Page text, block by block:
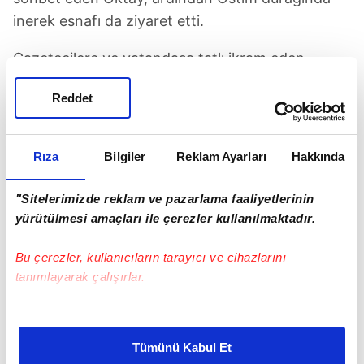
Rıza Bilgiler Reklam Ayarları Hakkında
"Sitelerimizde reklam ve pazarlama faaliyetlerinin
yürütülmesi amaçları ile çerezler kullanılmaktadır.
Bu çerezler, kullanıcıların tarayıcı ve cihazlarını
tanımlayarak çalışırlar.
Bu çerezlere izin vermeniz halinde sizlere özel
daha iyi reklam deneyimi yaşatabiliriz. Bunu yaparken
Tümünü Kabul Et
Reddet
inerek esnafı da ziyaret etti.
Gazetecilere ve vatandaşa tatlı ikram eden
Oktay, yolda yatan
sevdi. Ostim esnafının yoğun ilgisiyle karşılaşan
Oktay, hayırlı işler dileyerek fotoğraf çektirdi.